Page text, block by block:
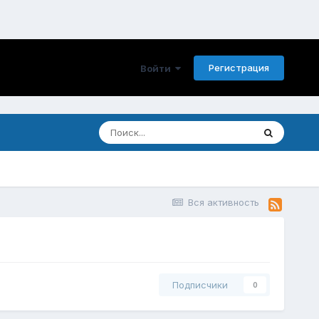
Войти Регистрация
Вся активность
Подписчики 0